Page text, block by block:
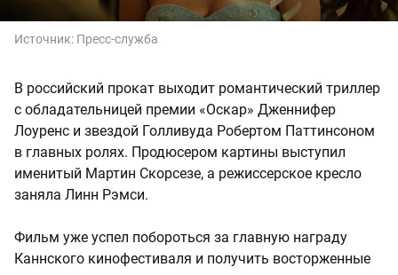
Источник: Пресс-служба
В российский прокат выходит романтический триллер
с обладательницей премии «Оскар» Дженнифер
Лоуренс и звездой Голливуда Робертом Паттинсоном
в главных ролях. Продюсером картины выступил
именитый Мартин Скорсезе, а режиссерское кресло
заняла Линн Рэмси.
Фильм уже успел побороться за главную награду
Каннского кинофестиваля и получить восторженные